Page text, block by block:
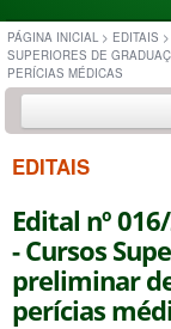
PÁGINA INICIAL > EDITAIS >
SUPERIORES DE
PERÍCIAS MÉDICAS
EDITAIS
Edital nº
- Cursos
preliminar
perícias